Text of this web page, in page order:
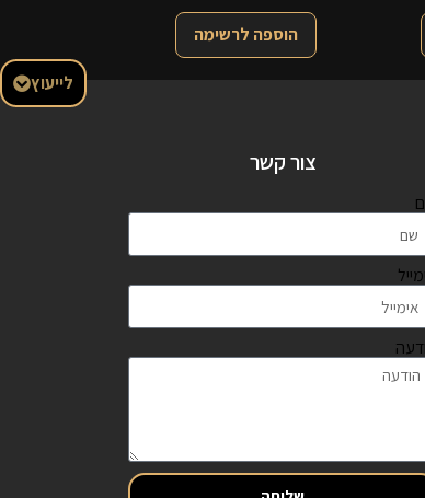
לייעוץ
הוספה לרשימה
צור קשר